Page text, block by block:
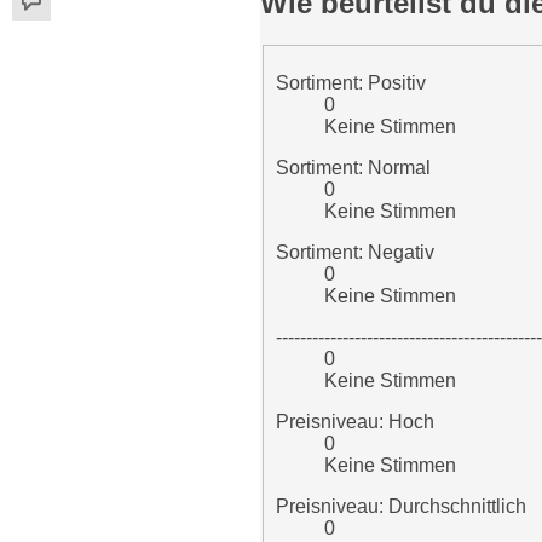
Sortiment: Positiv
0
Keine Stimmen
Sortiment: Normal
0
Keine Stimmen
Sortiment: Negativ
0
Keine Stimmen
0
Keine Stimmen
Preisniveau: Hoch
0
Keine Stimmen
Preisniveau: Durchschnittlich
0